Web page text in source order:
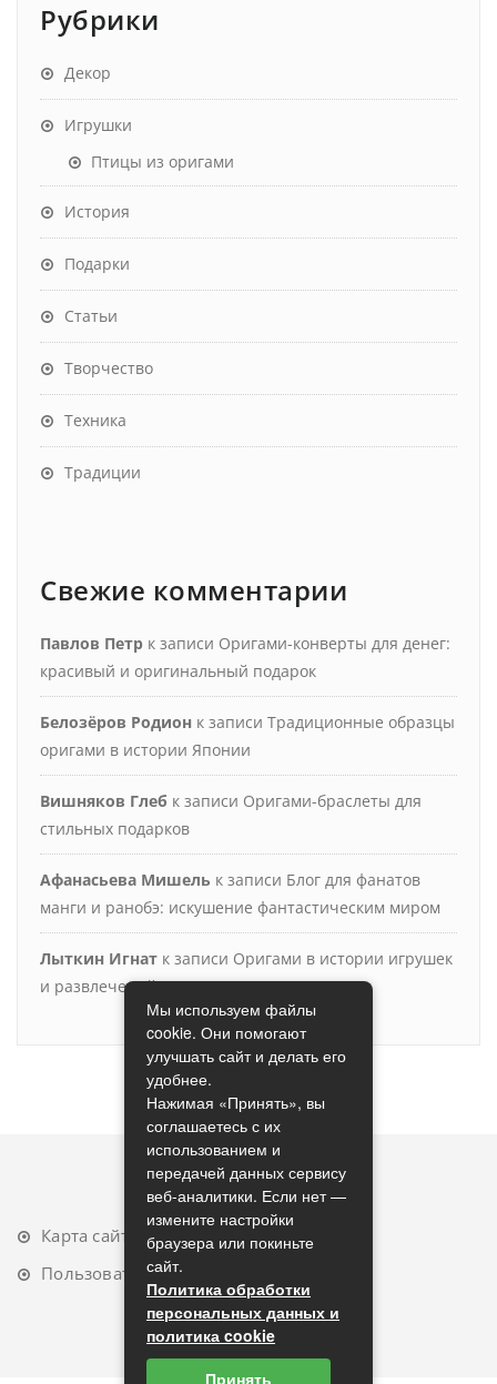
Рубрики
Декор
Игрушки
Птицы из оригами
История
Подарки
Статьи
Творчество
Техника
Традиции
Свежие комментарии
Павлов Петр к записи Оригами-конверты для денег:
красивый и оригинальный подарок
Белозёров Родион к записи Традиционные образцы
оригами в истории Японии
Вишняков Глеб к записи Оригами-браслеты для
стильных подарков
Афанасьева Мишель к записи Блог для фанатов
манги и ранобэ: искушение фантастическим миром
Лыткин Игнат к записи Оригами в истории игрушек
и развлечений
Карта сайта
Пользовательское соглашение
Мы используем файлы
cookie. Они помогают
улучшать сайт и делать его
удобнее.
Нажимая «Принять», вы
соглашаетесь с их
использованием и
передачей данных сервису
веб-аналитики. Если нет —
измените настройки
браузера или покиньте
сайт.
Политика обработки
персональных данных и
политика cookie
Принять